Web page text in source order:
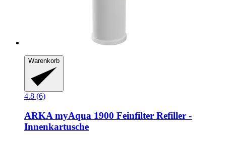
Warenkorb
4.8 (6)
ARKA myAqua 1900 Feinfilter Refiller -​
Innenkartusche